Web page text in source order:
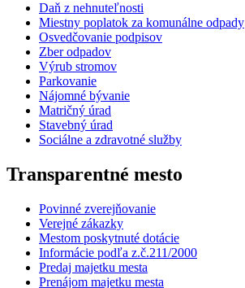
Daň z nehnuteľnosti
Miestny poplatok za komunálne odpady
Osvedčovanie podpisov
Zber odpadov
Výrub stromov
Parkovanie
Nájomné bývanie
Matričný úrad
Stavebný úrad
Sociálne a zdravotné služby
Transparentné mesto
Povinné zverejňovanie
Verejné zákazky
Mestom poskytnuté dotácie
Informácie podľa z.č.211/2000
Predaj majetku mesta
Prenájom majetku mesta